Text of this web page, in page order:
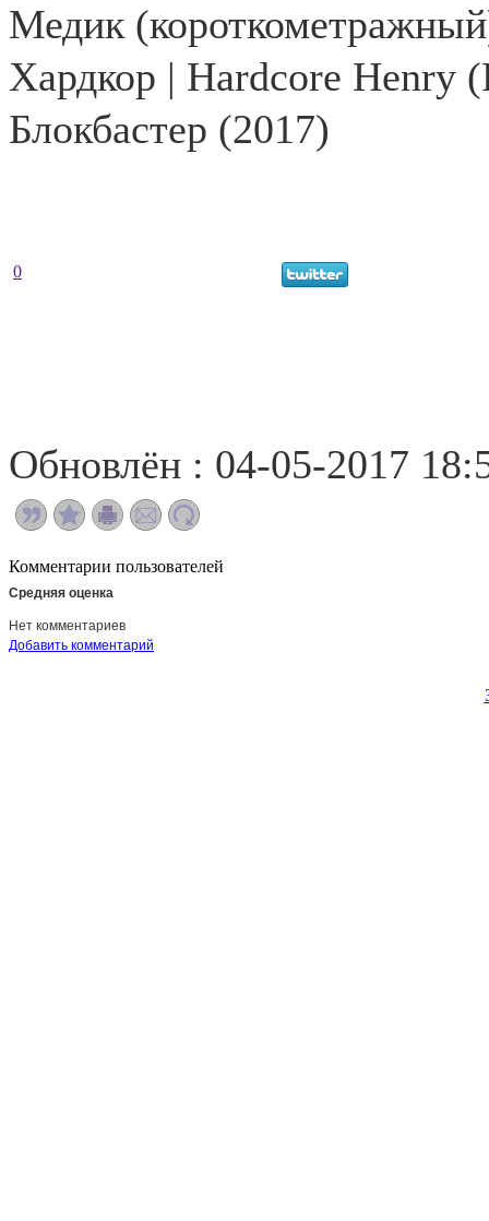
Медик
Хардкор | Hardcore Henry
Блокбастер (2017)
0
Обновлён : 04-05-2017
Комментарии пользователей
Средняя оценка
Нет комментариев
Добавить комментарий